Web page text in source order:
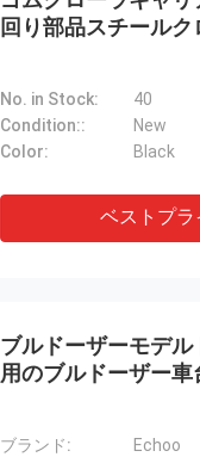
回り部品スチールク
No. in Stock:
40
Condition::
New
Color:
Black
ベストプラ
ブルドーザーモデ
用のブルドーザー車
ブランド:
Echoo